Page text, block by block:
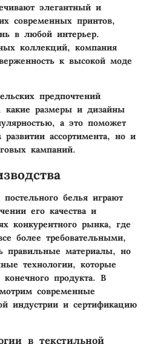
элегантный и
современных принтов,
в любой интерьер.
коллекций, компания
к высокой моде
предпочтений
какие размеры и дизайны
а это поможет
ассортимента, но и
кампаний.
постельного белья играют
его качества и
конкурентного рынка, где
более требовательными,
правильные материалы, но
технологии, которые
конечного продукта. В
современные
индустрии и сертификацию
в текстильной